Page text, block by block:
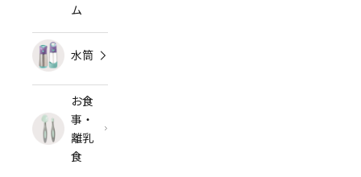
ム
水筒
お食
事・
離乳
食